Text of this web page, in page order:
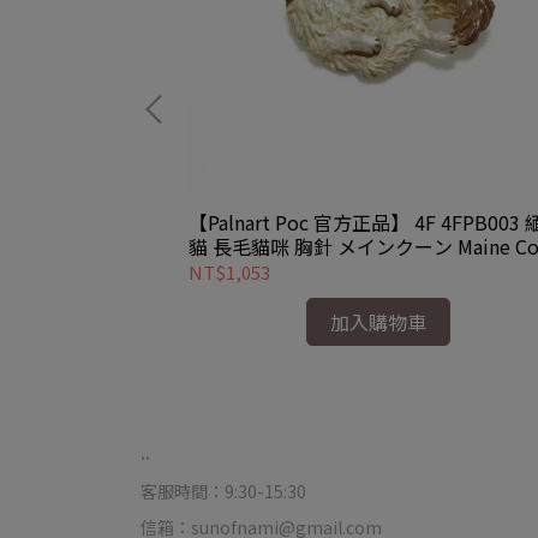
【Palnart Poc 官方正品】 4F 4FPB003
貓 長毛貓咪 胸針 メインクーン Maine
NT$1,053
加入購物車
..
客服時間：9:30-15:30
信箱：sunofnami@gmail.com